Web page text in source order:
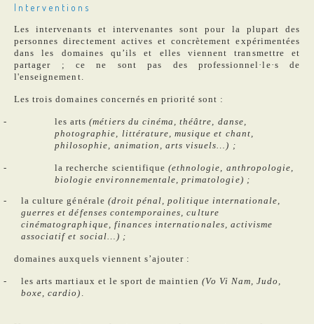
Interventions
Les intervenants et intervenantes sont pour la plupart des
personnes directement actives et concrètement expérimentées
dans les domaines qu’ils et elles viennent transmettre et
partager ; ce ne sont pas des professionnel·le·s de
l'enseignement.
Les trois domaines concernés en priorité sont :
les arts (métiers du cinéma, théâtre, danse,
photographie, littérature, musique et chant,
philosophie, animation, arts visuels…) ;
la recherche scientifique(ethnologie, anthropologie,
biologie environnementale, primatologie) ;
la culture générale (droit pénal, politique internationale,
guerres et défenses contemporaines, culture
cinématographique, finances internationales, activisme
associatif et social…) ;
domaines auxquels viennent s’ajouter :
les arts martiaux et le sport de maintien (Vo Vi Nam, Judo,
boxe, cardio)